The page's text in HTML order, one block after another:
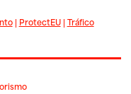
| ProtectEU| Tráfico